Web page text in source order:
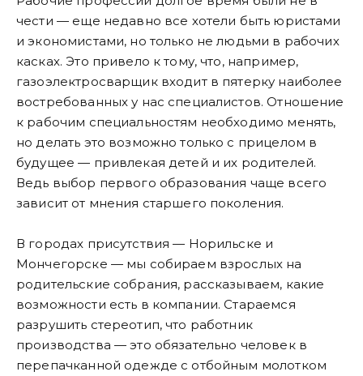
чести — еще недавно все хотели быть юристами
и экономистами, но только не людьми в рабочих
касках. Это привело к тому, что, например,
газоэлектросварщик входит в пятерку наиболее
востребованных у нас специалистов. Отношение
к рабочим специальностям необходимо менять,
но делать это возможно только с прицелом в
будущее — привлекая детей и их родителей.
Ведь выбор первого образования чаще всего
зависит от мнения старшего поколения.
В городах присутствия — Норильске и
Мончегорске — мы собираем взрослых на
родительские собрания, рассказываем, какие
возможности есть в компании. Стараемся
разрушить стереотип, что работник
производства — это обязательно человек в
перепачканной одежде с отбойным молотком